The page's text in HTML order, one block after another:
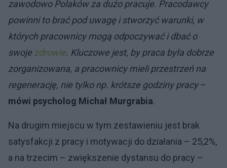
zawodowo Polaków za dużo pracuje. Pracodawcy
powinni to brać pod uwagę i stworzyć warunki, w
których pracownicy mogą odpoczywać i dbać o
swoje zdrowie. Kluczowe jest, by praca była dobrze
zorganizowana, a pracownicy mieli przestrzeń na
regenerację, nie tylko np. krótsze godziny pracy–
mówi psycholog Michał Murgrabia.
Na drugim miejscu w tym zestawieniu jest brak
satysfakcji z pracy i motywacji do działania – 25,2%,
a na trzecim – zwiększenie dystansu do pracy –